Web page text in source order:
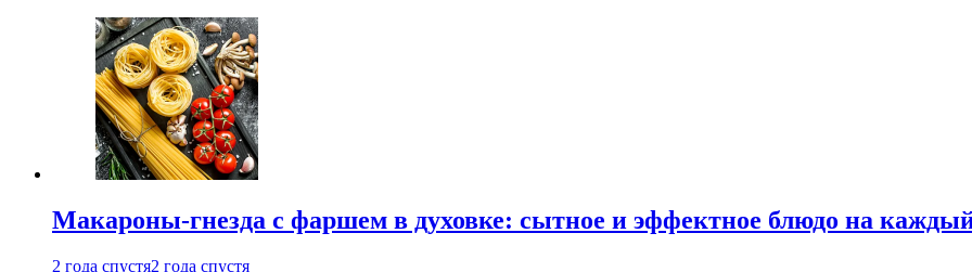
Макароны-гнезда с фаршем в духовке: сытное и эффектное блюдо на
2 года спустя2 года спустя